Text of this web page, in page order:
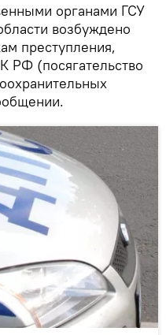
органами ГСУ
возбуждено
преступления,
РФ (посягательство